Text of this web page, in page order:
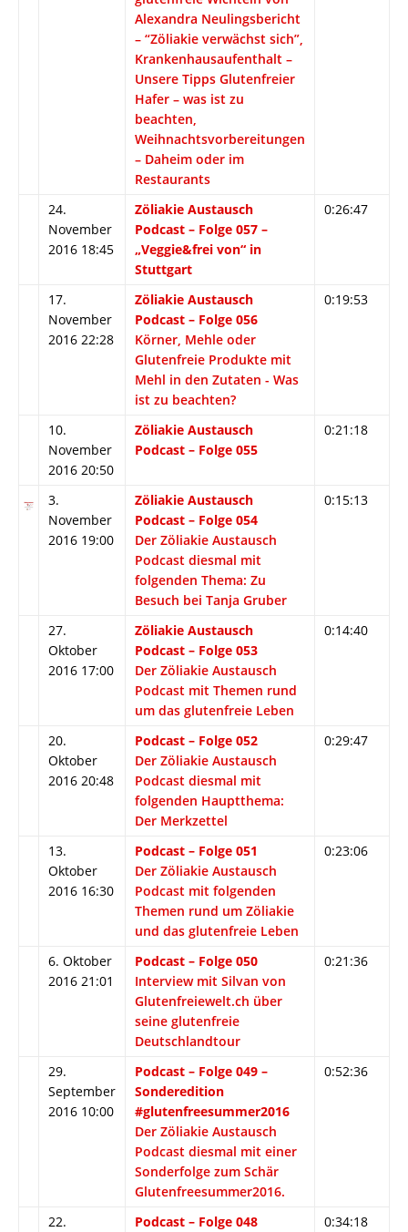
Alexandra Neulingsbericht
– “Zöliakie verwächst sich”,
Krankenhausaufenthalt –
Unsere Tipps Glutenfreier
Hafer – was ist zu
beachten,
Weihnachtsvorbereitungen
– Daheim oder im
Restaurants
24.
November
2016 18:45
Zöliakie Austausch
Podcast – Folge 057 –
„Veggie&frei von“ in
Stuttgart
0:26:47
17.
November
2016 22:28
Zöliakie Austausch
Podcast – Folge 056
Körner, Mehle oder
Glutenfreie Produkte mit
Mehl in den Zutaten - Was
ist zu beachten?
0:19:53
10.
November
2016 20:50
Zöliakie Austausch
Podcast – Folge 055
0:21:18
3.
November
2016 19:00
Zöliakie Austausch
Podcast – Folge 054
Der Zöliakie Austausch
Podcast diesmal mit
folgenden Thema: Zu
Besuch bei Tanja Gruber
0:15:13
27.
Oktober
2016 17:00
Zöliakie Austausch
Podcast – Folge 053
Der Zöliakie Austausch
Podcast mit Themen rund
um das glutenfreie Leben
0:14:40
20.
Oktober
2016 20:48
Podcast – Folge 052
Der Zöliakie Austausch
Podcast diesmal mit
folgenden Hauptthema:
Der Merkzettel
0:29:47
13.
Oktober
2016 16:30
Podcast – Folge 051
Der Zöliakie Austausch
Podcast mit folgenden
Themen rund um Zöliakie
und das glutenfreie Leben
0:23:06
6. Oktober
2016 21:01
Podcast – Folge 050
Interview mit Silvan von
Glutenfreiewelt.ch über
seine glutenfreie
Deutschlandtour
0:21:36
29.
September
2016 10:00
Podcast – Folge 049 –
Sonderedition
#glutenfreesummer2016
Der Zöliakie Austausch
Podcast diesmal mit einer
Sonderfolge zum Schär
Glutenfreesummer2016.
0:52:36
22.
Podcast – Folge 048
0:34:18